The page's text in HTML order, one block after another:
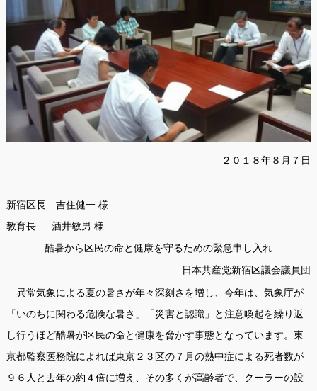
２０１８年８月７日
新宿区長 吉住健一 様
教育長 酒井敏男 様
酷暑から区民の命と健康を守るための緊急申し入れ
日本共産党新宿区議会議員団
異常気象による夏の暑さが年々深刻さを増し、今年は、気象庁が
「いのちに関わる危険な暑さ」「災害と認識」と注意喚起を繰り返
し行うほど酷暑が区民の命と健康を脅かす事態となっています。東
京都監察医務院によれば東京２３区の７月の熱中症による死者数が
９６人と去年の約４倍に増え、その多くが高齢者で、クーラーの設